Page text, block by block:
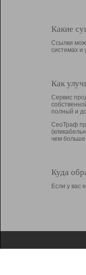
Какие
Ссылки
системах и
Как
Сервис
полный и
СеоТраф
чем больше
Куда
Если у вас